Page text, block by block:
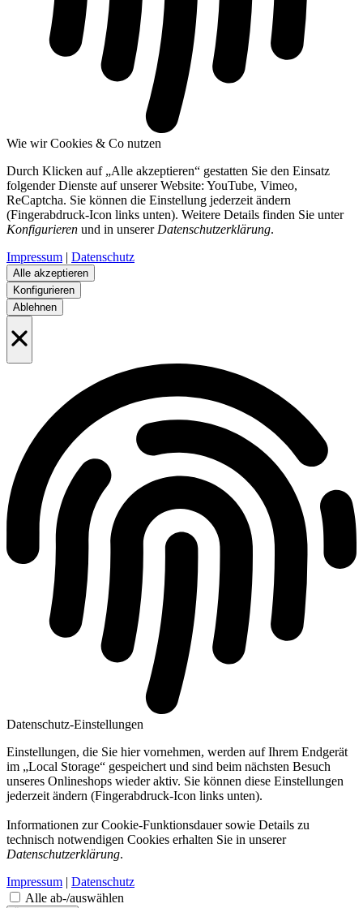
Wie wir Cookies & Co nutzen
Durch Klicken auf „Alle akzeptieren“ gestatten Sie den Einsatz
folgender Dienste auf unserer Website: YouTube, Vimeo,
ReCaptcha. Sie können die Einstellung jederzeit ändern
(Fingerabdruck-Icon links unten). Weitere Details finden Sie unter
Konfigurieren und in unserer Datenschutzerklärung.
Impressum | Datenschutz
Alle akzeptieren
Konfigurieren
Ablehnen
Datenschutz-Einstellungen
Einstellungen, die Sie hier vornehmen, werden auf Ihrem Endgerät
im „Local Storage“ gespeichert und sind beim nächsten Besuch
unseres Onlineshops wieder aktiv. Sie können diese Einstellungen
jederzeit ändern (Fingerabdruck-Icon links unten).
Informationen zur Cookie-Funktionsdauer sowie Details zu
technisch notwendigen Cookies erhalten Sie in unserer
Datenschutzerklärung.
Impressum | Datenschutz
Alle ab-/auswählen